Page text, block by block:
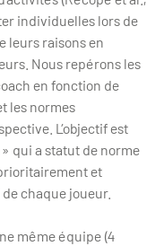
individuelles lors de
leurs raisons en
Nous repérons les
en fonction de
les normes
L’objectif est
qui a statut de norme
et
chaque joueur.
même équipe (4